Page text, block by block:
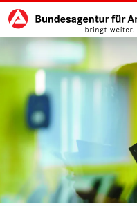
zu den Hauptinhalten